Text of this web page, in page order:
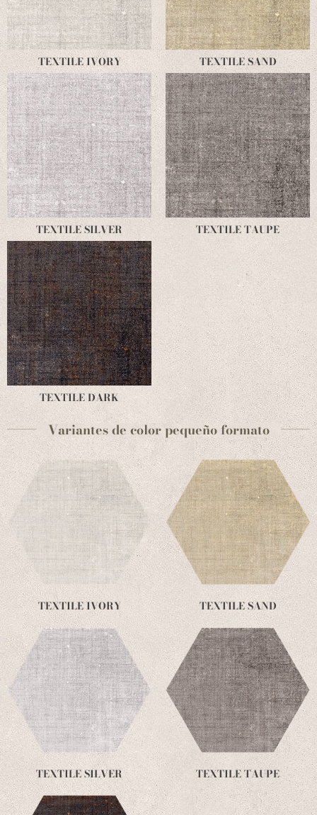
TEXTILE IVORY TEXTILE SAND
TEXTILE SILVER TEXTILE TAUPE
TEXTILE DARK
Variantes de color pequeño formato
TEXTILE IVORY TEXTILE SAND
TEXTILE SILVER TEXTILE TAUPE